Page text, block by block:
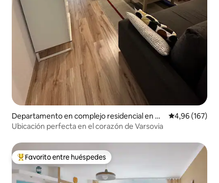
Departamento en complejo residencial en Ce
ntro de la ciudad
Calificación
4,96 (167)
Ubicación perfecta en el corazón de Varsovia
Favorito entre los huéspedes más destacados
Favorito entre huéspedes